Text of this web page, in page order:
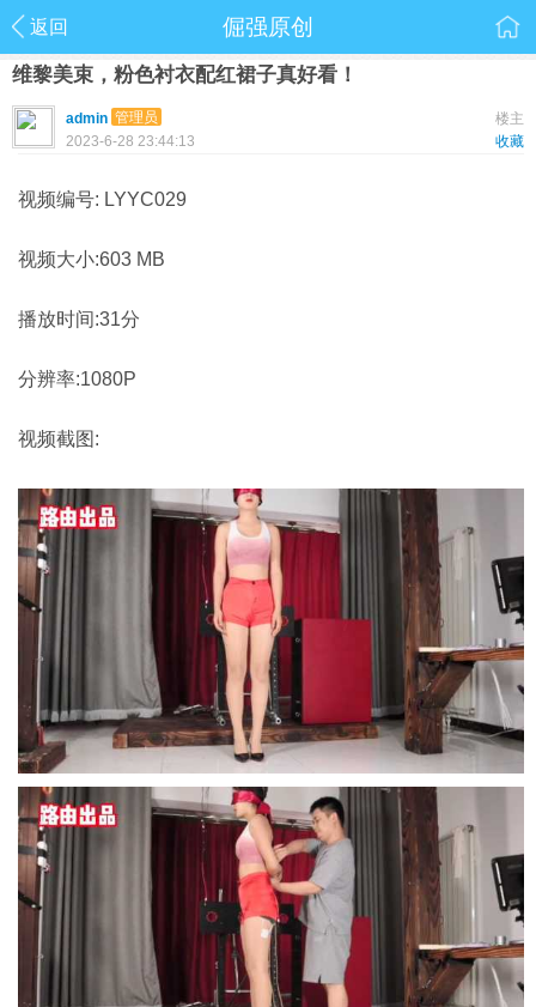
返回 倔强原创
维黎美束，粉色衬衣配红裙子真好看！
楼主
admin 管理员
收藏
2023-6-28 23:44:13
视频编号: LYYC029
视频大小:603 MB
播放时间:31分
分辨率:1080P
视频截图: